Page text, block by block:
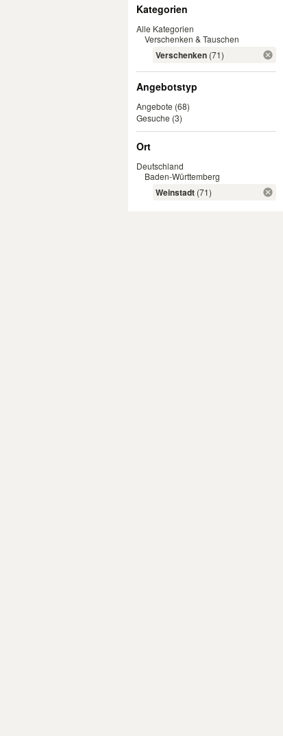
Kategorien
Alle Kategorien
Verschenken & Tauschen
Verschenken (71)
Angebotstyp
Angebote (68)
Gesuche (3)
Ort
Deutschland
Baden-Württemberg
Weinstadt (71)